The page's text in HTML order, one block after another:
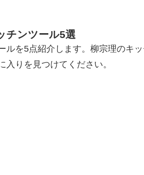
チンツール5選
を5点紹介します。柳宗理のキ
りを見つけてください。